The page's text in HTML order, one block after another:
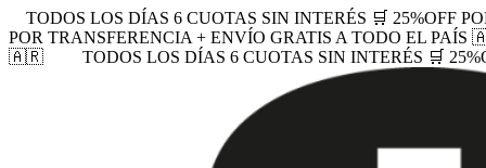
TODOS LOS DÍAS 6 CUOTAS SIN INTERÉS 🛒 25%OFF
POR TRANSFERENCIA + ENVÍO GRATIS A TODO EL
🇦🇷
TODOS LOS DÍAS 6 CUOTAS SIN INTERÉS 🛒